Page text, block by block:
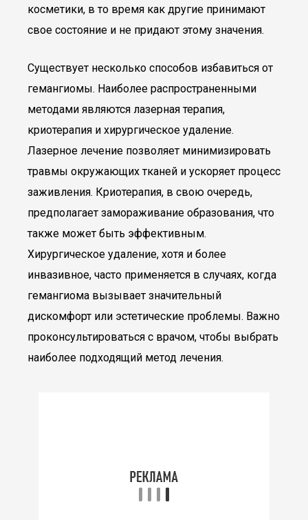
косметики, в то время как другие принимают
свое состояние и не придают этому значения.
Существует несколько способов избавиться от
гемангиомы. Наиболее распространенными
методами являются лазерная терапия,
криотерапия и хирургическое удаление.
Лазерное лечение позволяет минимизировать
травмы окружающих тканей и ускоряет процесс
заживления. Криотерапия, в свою очередь,
предполагает замораживание образования, что
также может быть эффективным.
Хирургическое удаление, хотя и более
инвазивное, часто применяется в случаях, когда
гемангиома вызывает значительный
дискомфорт или эстетические проблемы. Важно
проконсультироваться с врачом, чтобы выбрать
наиболее подходящий метод лечения.